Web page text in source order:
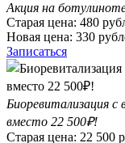
Акция на
Старая цена: 480
Новая цена: 330
Записаться
Биоревитализация с
вместо 22 500₽!
Старая цена: 22 500